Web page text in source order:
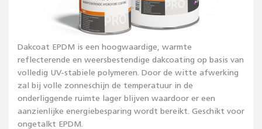
Dakcoat EPDM is een hoogwaardige, warmte
reflecterende en weersbestendige dakcoating op basis van
volledig UV-stabiele polymeren. Door de witte afwerking
zal bij volle zonneschijn de temperatuur in de
onderliggende ruimte lager blijven waardoor er een
aanzienlijke energiebesparing wordt bereikt. Geschikt voor
ongetalkt EPDM.